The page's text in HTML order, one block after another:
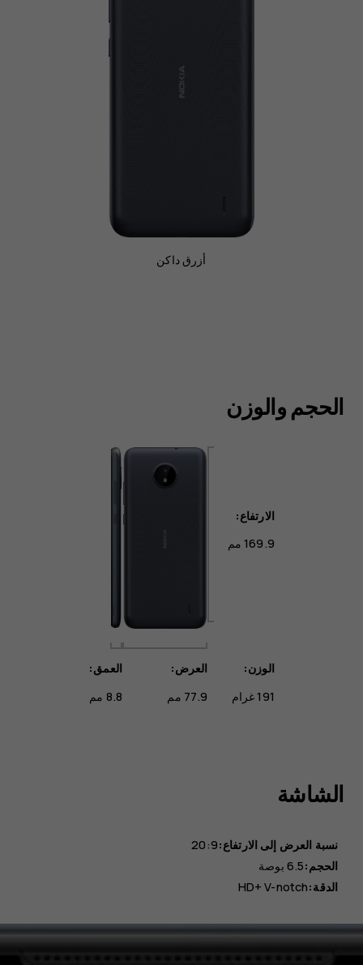
أزرق داكن
الحجم والوزن
الارتفاع:
169.9 مم
الوزن:
191 غرام
العرض:
77.9 مم
العمق:
8.8 مم
الشاشة
نسبة العرض إلى الارتفاع:20:9
الحجم:6.5 بوصة
الدقة:HD+ V-notch